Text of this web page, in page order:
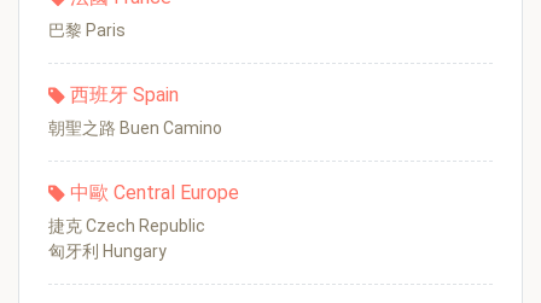
巴黎 Paris
西班牙 Spain
朝聖之路 Buen Camino
中歐 Central Europe
捷克 Czech Republic
匈牙利 Hungary